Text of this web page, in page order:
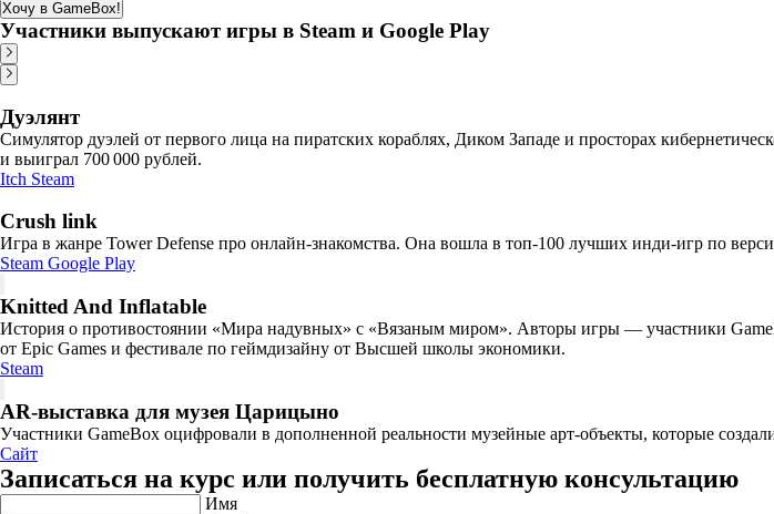
Хочу в GameBox!
Участники выпускают игры в Steam и Google Play
Дуэлянт
Симулятор дуэлей от первого лица на пиратских кораблях, Диком Западе и просторах
и выиграл 700 000 рублей.
Itch Steam
Crush link
Игра в жанре Tower Defense про онлайн-знакомства. Она вошла в топ-100 лучших инди-игр по
Steam Google Play
Knitted And Inflatable
История о противостоянии «Мира надувных» с «Вязаным миром». Авторы игры — участники
от Epic Games и фестивале по геймдизайну от Высшей школы экономики.
Steam
AR-выставка для музея Царицыно
Участники GameBox оцифровали в дополненной реальности музейные арт-объекты, которые
Сайт
Записаться на курс или получить бесплатную консультацию
Имя